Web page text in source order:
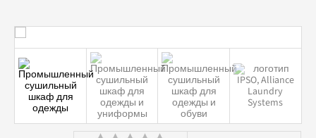
Аквачистка и химчистка
Вспомогательное оборудование
Профессиональная химия